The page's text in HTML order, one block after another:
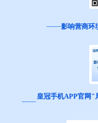
影响营商环
皇冠手机APP官网"